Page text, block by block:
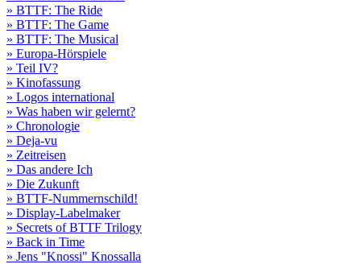
» BTTF: The Ride
» BTTF: The Game
» BTTF: The Musical
» Europa-Hörspiele
» Teil IV?
» Kinofassung
» Logos international
» Was haben wir gelernt?
» Chronologie
» Deja-vu
» Zeitreisen
» Das andere Ich
» Die Zukunft
» BTTF-Nummernschild!
» Display-Labelmaker
» Secrets of BTTF Trilogy
» Back in Time
» Jens "Knossi" Knossalla